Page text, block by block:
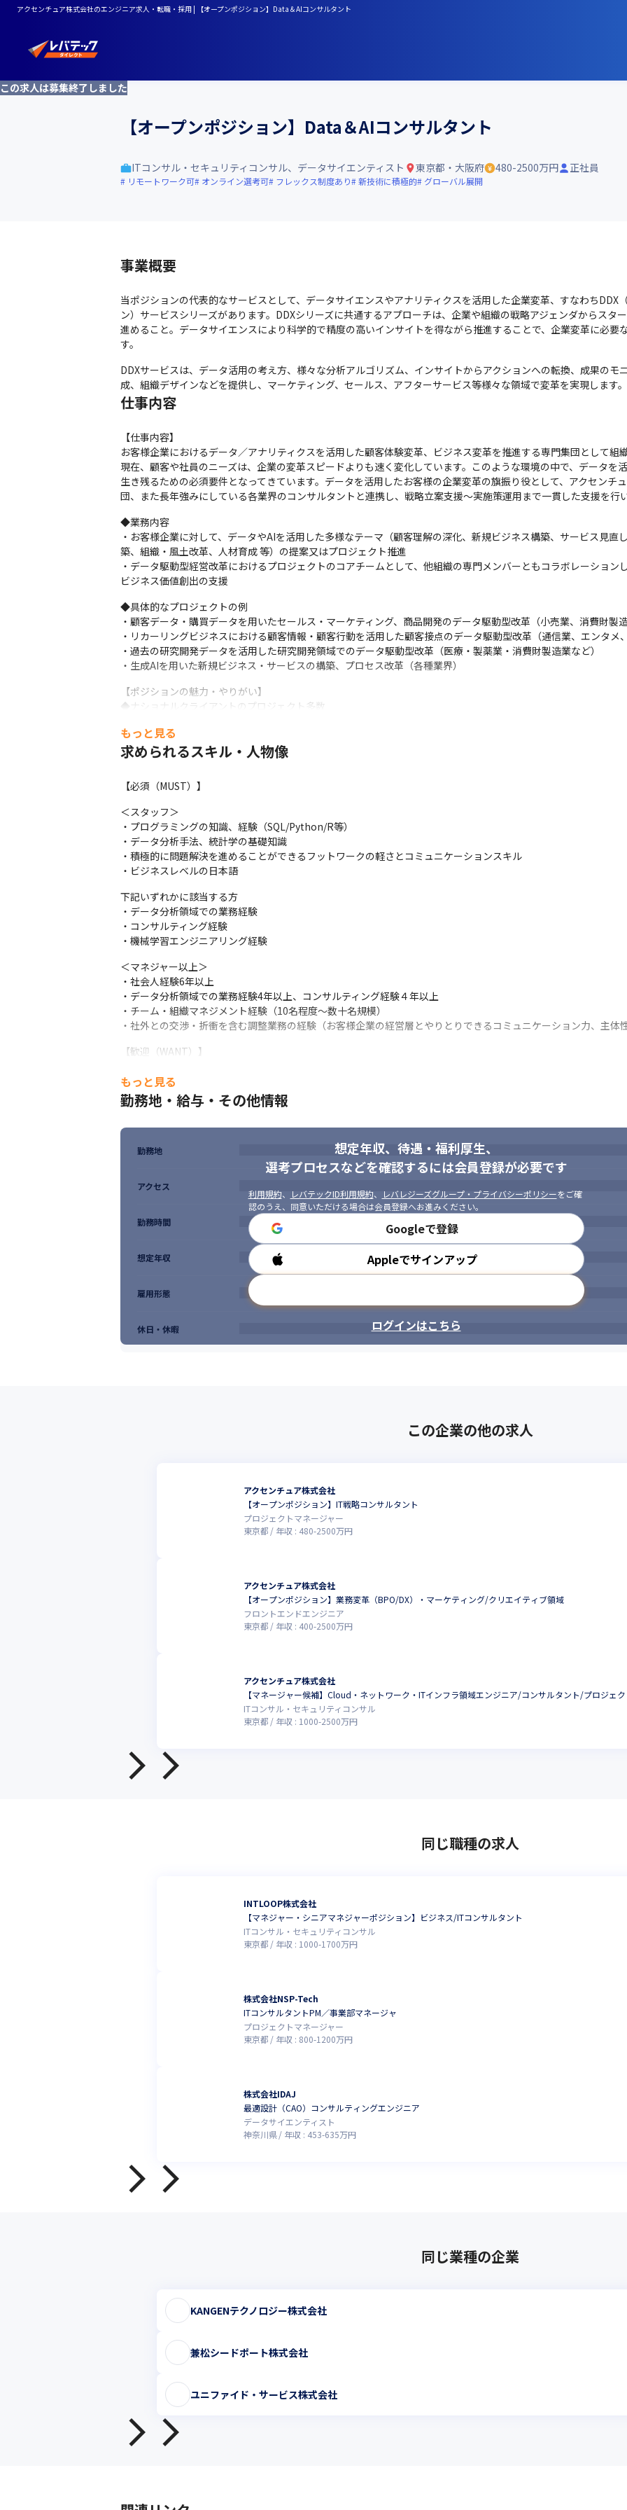
アクセンチュア株式会社のエンジニア求人・転職・採用 | 【オープンポジション】Data＆AIコンサルタント
この求人は募集終了しました
【オープンポジション】Data＆AIコンサルタント
ITコンサル・セキュリティコンサル、データサイエンティスト 東京都・大阪府 480-2500万円 正社員
リモートワーク可 オンライン選考可 フレックス制度あり 新技術に積極的 グローバル展開
事業概要
当ポジションの代表的なサービスとして、データサイエンスやアナリティクスを活用した企業変革、すなわちDDX
ン）サービスシリーズがあります。DDXシリーズに共通するアプローチは、企業や組織の戦略アジェンダからスタ
進めること。データサイエンスにより科学的で精度の高いインサイトを得ながら推進することで、企業変革に必要
す。
DDXサービスは、データ活用の考え方、様々な分析アルゴリズム、インサイトからアクションへの転換、成果のモ
成、組織デザインなどを提供し、マーケティング、セールス、アフターサービス等様々な領域で変革を実現します。
仕事内容
【仕事内容】
お客様企業におけるデータ／アナリティクスを活用した顧客体験変革、ビジネス変革を推進する専門集団として組
現在、顧客や社員のニーズは、企業の変革スピードよりも速く変化しています。このような環境の中で、データを
生き残るための必須要件となってきています。データを活用したお客様の企業変革の旗振り役として、アクセンチ
団、また長年強みにしている各業界のコンサルタントと連携し、戦略立案支援〜実施策運用まで一貫した支援を行い
◆業務内容
・お客様企業に対して、データやAIを活用した多様なテーマ（顧客理解の深化、新規ビジネス構築、サービス見直
築、組織・風土改革、人材育成 等）の提案又はプロジェクト推進
・データ駆動型経営改革におけるプロジェクトのコアチームとして、他組織の専門メンバーともコラボレーション
ビジネス価値創出の支援
◆具体的なプロジェクトの例
・顧客データ・購買データを用いたセールス・マーケティング、商品開発のデータ駆動型改革（小売業、消費財製
・リカーリングビジネスにおける顧客情報・顧客行動を活用した顧客接点のデータ駆動型改革（通信業、エンタメ
・過去の研究開発データを活用した研究開発領域でのデータ駆動型改革（医療・製薬業・消費財製造業など）
・生成AIを用いた新規ビジネス・サービスの構築、プロセス改革（各種業界）
【ポジションの魅力・やりがい】
◆ナショナルクライアントのプロジェクト多数
◆プロジェクトの上流から下流までワンストップでの支援
└「コンサル×クリエイティブ」ならでは、他社ではできない本質的な課題の解決やビジネスの成長に貢献できます
└部門を超えて各領域のスペシャリストメンバーと協業することも多く、多角的な知見を得ることができます！ 情
◆グローバルプロジェクトへの参画
└海外拠点と連携するプロジェクトなど、グローバルプロジェクトもございますので、
英語力を活かしてグローバルに活躍ができます！
■誰もが活躍できる環境・制度
すべての社員にとって平等な職場環境になるよう、“インクルージョン＆ダイバーシティ”の取り組みを推進。ジェ
員が協働し、活躍しています。例えば、日本での女性社員数は全体の38.1％、女性管理職数は全体の21.8％（とも
国連LGBTI企業行動基準を支持し職場環境におけるインクルージョンを促進するなど、誰もが平等に自分らしく働
■独自の働き方改革を進めています
全社員イノベーション活動として展開されている、組織風土改革「Project PRIDE」。2015年からスタートし、社
としても実施前と比較して、離職率は半減、女性社員比率も向上しました。アクセンチュアがお客様へのコンサル
生産性向上を生むツール共有が奨励され、アクセンチュアは継続的に自社に対してもイノベーションを実現し続けて
■Think Straight, Talk Straight
“とことん考え抜き、ストレートに伝える”。立場に関わらず自分の考えを率直に発言することが歓迎される、アク
によく使われる言葉です。
面談を通じて適切なポジションをご提案させていただきます。なお、ご自身でご応募いただいた場合には、選考の
もっと見る
求められるスキル・人物像
【必須（MUST）】
＜スタッフ＞
・プログラミングの知識、経験（SQL/Python/R等）
・データ分析手法、統計学の基礎知識
・積極的に問題解決を進めることができるフットワークの軽さとコミュニケーションスキル
・ビジネスレベルの日本語
下記いずれかに該当する方
・データ分析領域での業務経験
・コンサルティング経験
・機械学習エンジニアリング経験
＜マネジャー以上＞
・社会人経験6年以上
・データ分析領域での業務経験4年以上、コンサルティング経験４年以上
・チーム・組織マネジメント経験（10名程度～数十名規模）
・社外との交渉・折衝を含む調整業務の経験（お客様企業の経営層とやりとりできるコミュニケーション力、主体
【歓迎（WANT）】
・英語を用いた実務経験（ビジネスレベルの英語力、TOEIC750点以上、海外常駐経験等）
・クラウドサービスのプロジェクト活用経験（AWS/GCP/Azureなど）
・マーケティング基盤（CDP/MAなど）を活用したデータドリブン施策推進経験
◆求める人材像
・論理的思考力・洞察力、コミュニケーション力等、コンサルタントの基礎的能力のある方
・データ分析経験又はAIソリューション開発経験
・データ分析領域での業務経験又はデータ分析チームとの協業経験
・新しい分野・困難な課題に対し、自ら成長できるチャンスと捉えることができる方
・前例のない課題に対しても、どのように対応したらよいのか自分なりに考え抜いて行動に移せることができる方
・社内外の様々なスキルを持った人を巻き込み、物事を進めるためのコミュニケーションを率先して取ることができ
もっと見る
勤務地・給与・その他情報
想定年収、待遇・福利厚生、
選考プロセスなどを確認するには会員登録が必要です
利用規約、 レバテックID利用規約、 レバレジーズグループ・プライバシーポリシーをご確
認のうえ、同意いただける場合は会員登録へお進みください。
Googleで登録
Appleでサインアップ
ログインはこちら
勤務地
アクセス
勤務時間
想定年収
雇用形態
休日・休暇
この企業の他の求人
アクセンチュア株式会社
【オープンポジション】IT戦略コンサルタント
プロジェクトマネージャー
東京都
年収 : 480-2500万円
アクセンチュア株式会社
【オープンポジション】業務変革（BPO/DX）・マーケティング/クリエイティブ領域
フロントエンドエンジニア
東京都
年収 : 400-2500万円
アクセンチュア株式会社
【マネージャー候補】Cloud・ネットワーク・ITインフラ領域エンジニア/コンサルタント/プロジェ
ITコンサル・セキュリティコンサル
東京都
年収 : 1000-2500万円
同じ職種の求人
INTLOOP株式会社
【マネジャー・シニアマネジャーポジション】ビジネス/ITコンサルタント
ITコンサル・セキュリティコンサル
東京都
年収 : 1000-1700万円
株式会社NSP-Tech
ITコンサルタントPM／事業部マネージャ
プロジェクトマネージャー
東京都
年収 : 800-1200万円
株式会社IDAJ
最適設計（CAO）コンサルティングエンジニア
データサイエンティスト
神奈川県
年収 : 453-635万円
同じ業種の企業
KANGENテクノロジー株式会社
兼松シードポート株式会社
ユニファイド・サービス株式会社